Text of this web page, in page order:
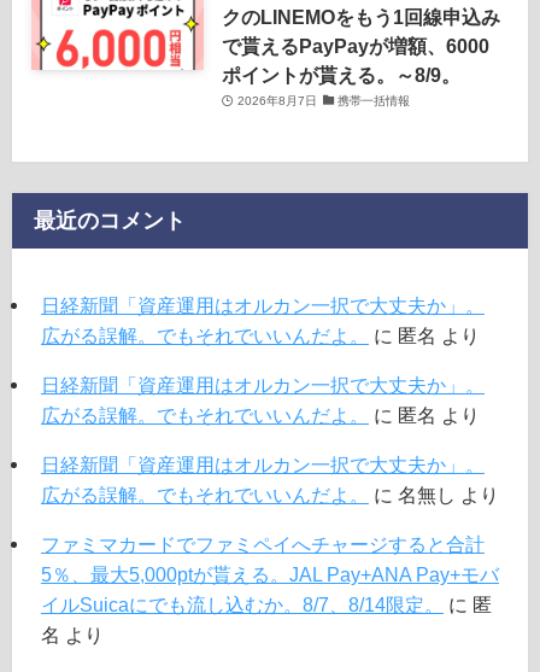
クのLINEMOをもう1回線申込み
で貰えるPayPayが増額、6000
ポイントが貰える。～8/9。
2026年8月7日 携帯一括情報
最近のコメント
日経新聞「資産運用はオルカン一択で大丈夫か」。
広がる誤解。でもそれでいいんだよ。
に 匿名 より
日経新聞「資産運用はオルカン一択で大丈夫か」。
広がる誤解。でもそれでいいんだよ。
に 匿名 より
日経新聞「資産運用はオルカン一択で大丈夫か」。
広がる誤解。でもそれでいいんだよ。
に 名無し より
ファミマカードでファミペイへチャージすると合計
5％、最大5,000ptが貰える。JAL Pay+ANA Pay+モバ
イルSuicaにでも流し込むか。8/7、8/14限定。
に 匿
名 より